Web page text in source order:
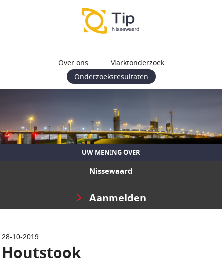
Over ons
Marktonderzoek
Onderzoeksresultaten
UW MENING OVER
Nissewaard
Aanmelden
28-10-2019
Houtstook